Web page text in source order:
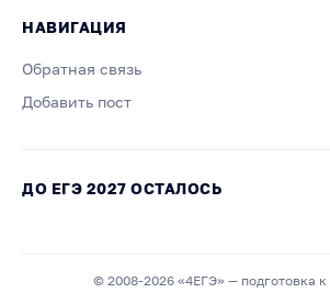
НАВИГАЦИЯ
Обратная связь
Добавить пост
ДО ЕГЭ 2027 ОСТАЛОСЬ
© 2008-2026 «4ЕГЭ» — подготовка